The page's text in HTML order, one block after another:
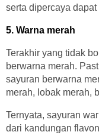
serta dipercaya
5. Warna merah
Terakhir yang tidak
berwarna merah.
sayuran berwarna
merah, lobak merah,
Ternyata, sayuran
dari kandungan